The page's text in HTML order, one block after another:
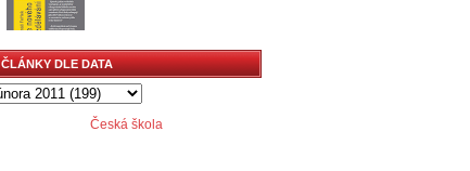
ČLÁNKY DLE DATA
Česká škola